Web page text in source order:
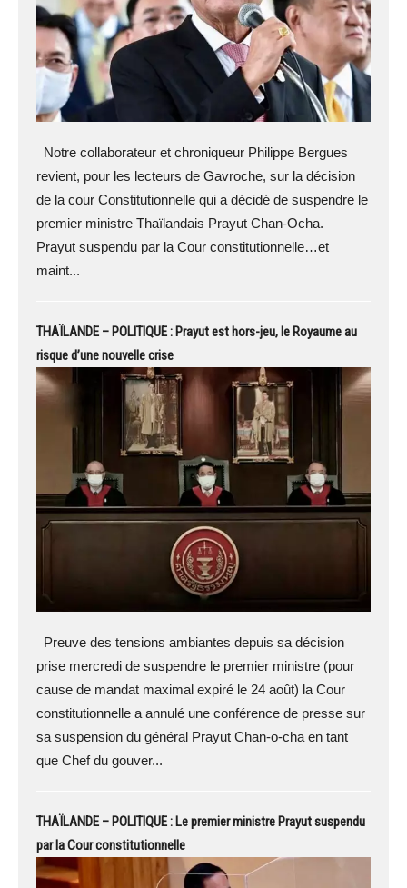
Notre collaborateur et chroniqueur Philippe Bergues
revient, pour les lecteurs de Gavroche, sur la décision
de la cour Constitutionnelle qui a décidé de suspendre le
premier ministre Thaïlandais Prayut Chan-Ocha.
Prayut suspendu par la Cour constitutionnelle…et
maint...
THAÏLANDE – POLITIQUE : Prayut est hors-jeu, le Royaume au
risque d’une nouvelle crise
Preuve des tensions ambiantes depuis sa décision
prise mercredi de suspendre le premier ministre (pour
cause de mandat maximal expiré le 24 août) la Cour
constitutionnelle a annulé une conférence de presse sur
sa suspension du général Prayut Chan-o-cha en tant
que Chef du gouver...
THAÏLANDE – POLITIQUE : Le premier ministre Prayut suspendu
par la Cour constitutionnelle